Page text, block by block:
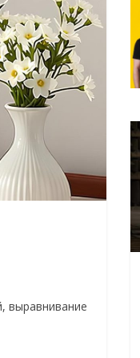
выравнивание